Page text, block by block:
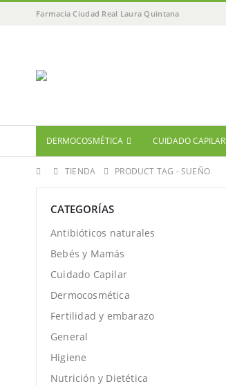
Farmacia Ciudad Real Laura Quintana
DERMOCOSMÉTICA CUIDADO CAPILAR
TIENDA PRODUCT TAG -SUEÑO
CATEGORÍAS
Antibióticos naturales
Bebés y Mamás
Cuidado Capilar
Dermocosmética
Fertilidad y embarazo
General
Higiene
Nutrición y Dietética